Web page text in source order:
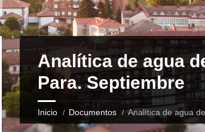
Analítica de agua
Para. Septiembre
Inicio Documentos Analítica de agua